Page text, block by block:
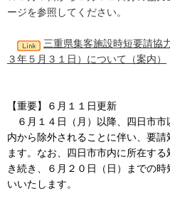
ージを参照してください。
三重県集客施設時短要請協
３年５月３１日）について（案内）
【重要】６月１１日更新
６月１４日（月）以降、四日市
内から除外されることに伴い、要
ます。なお、四日市市内に所在する
き続き、６月２０日（日）までの
いいたします。